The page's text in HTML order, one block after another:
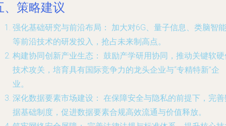
、策略建议
强化基础研究与前沿布局：
加大对6G、量子信息、类脑智能
等前沿技术的研发投入，抢占未来制高点。
构建协同创新产业生态： 鼓励产学研用协同，推动关键软
技术攻关，培育具有国际竞争力的龙头企业与“专精特新”企
业。
深化数据要素市场建设： 在保障安全与隐私的前提下，完
据基础制度，促进数据要素合规高效流通与价值释放。